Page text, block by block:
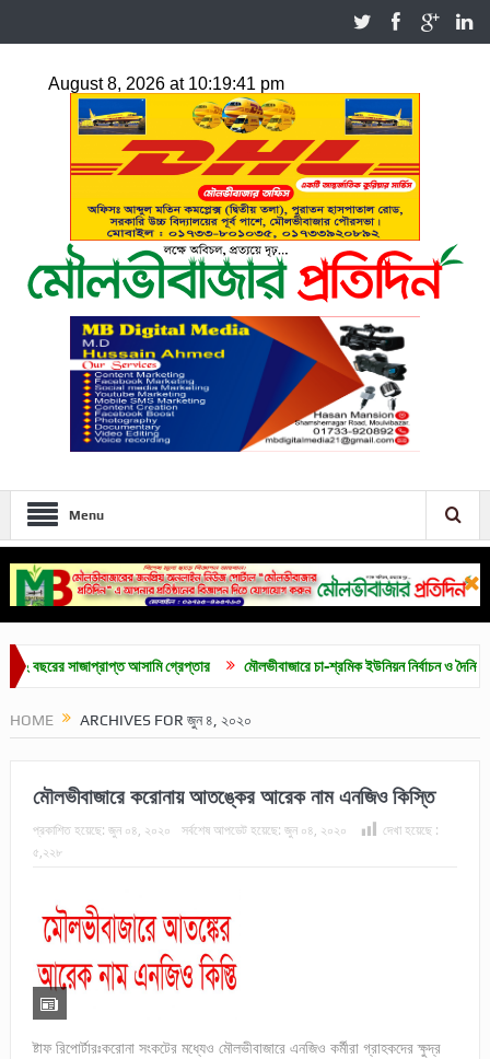
Menu
সাজাপ্রাপ্ত আসামি গ্রেপ্তার মৌলভীবাজারে চা-শ্রমিক ইউনিয়ন নির্বাচন ও দৈনিক ৫০০
HOME ARCHIVES FOR জুন ৪, ২০২০
মৌলভীবাজারে করোনায় আতঙ্কের আরেক নাম এনজিও কিস্তি
প্রকাশিত হয়েছে: জুন ০৪, ২০২০ সর্বশেষ আপডেট হয়েছে: জুন ০৪, ২০২০
দেখা হয়েছে :
৫,২২৮
ষ্টাফ রিপোর্টারঃকরোনা সংকটের মধ্যেও মৌলভীবাজারে এনজিও কর্মীরা গ্রাহকদের ক্ষুদ্র